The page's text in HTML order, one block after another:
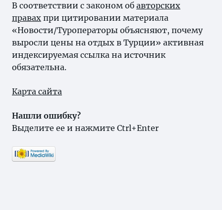
В соответствии с законом об авторских
правах при цитировании материала
«Новости/Туроператоры объясняют, почему
выросли цены на отдых в Турции» активная
индексируемая ссылка на источник
обязательна.
Карта сайта
Нашли ошибку?
Выделите ее и нажмите Ctrl+Enter